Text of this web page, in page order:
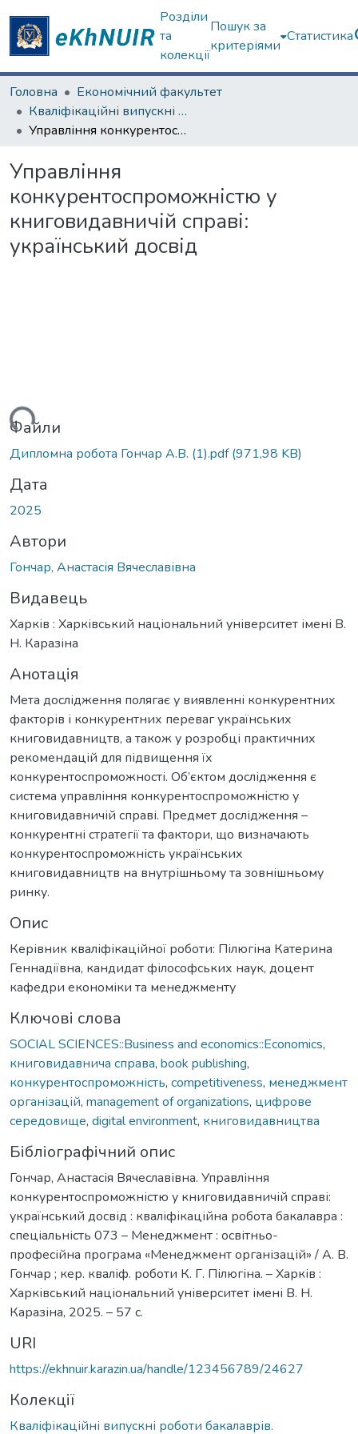
Розділи
та
колекції
Пошук за
критеріями
Статистика
Головна
Економічний факультет
Кваліфікаційні випускні роботи бакалаврів. Економічний факультет
Управління конкурентоспроможністю у книговидавничій справі: український досвід
Управління
конкурентоспроможністю у
книговидавничій справі:
український досвід
Файли
Дипломна робота Гончар А.В. (1).pdf(971,98 KB)
Дата
2025
Автори
Гончар, Анастасія Вячеславівна
Видавець
Харків : Харківський національний університет імені В.
Н. Каразіна
Анотація
Мета дослідження полягає у виявленні конкурентних
факторів і конкурентних переваг українських
книговидавництв, а також у розробці практичних
рекомендацій для підвищення їх
конкурентоспроможності. Об’єктом дослідження є
система управління конкурентоспроможністю у
книговидавничій справі. Предмет дослідження –
конкурентні стратегії та фактори, що визначають
конкурентоспроможність українських
книговидавництв на внутрішньому та зовнішньому
ринку.
Опис
Керівник кваліфікаційної роботи: Пілюгіна Катерина
Геннадіївна, кандидат філософських наук, доцент
кафедри економіки та менеджменту
Ключові слова
SOCIAL SCIENCES::Business and economics::Economics,
книговидавнича справа, book publishing,
конкурентоспроможність, competitiveness, менеджмент
організацій, management of organizations, цифрове
середовище, digital environment, книговидавництва
Бібліографічний опис
Гончар, Анастасія Вячеславівна. Управління
конкурентоспроможністю у книговидавничій справі:
український досвід : кваліфікаційна робота бакалавра :
спеціальність 073 – Менеджмент : освітньо-
професійна програма «Менеджмент організацій» / А. В.
Гончар ; кер. кваліф. роботи К. Г. Пілюгіна. – Харків :
Харківський національний університет імені В. Н.
Каразіна, 2025. – 57 с.
URI
https://ekhnuir.karazin.ua/handle/123456789/24627
Колекції
Кваліфікаційні випускні роботи бакалаврів.